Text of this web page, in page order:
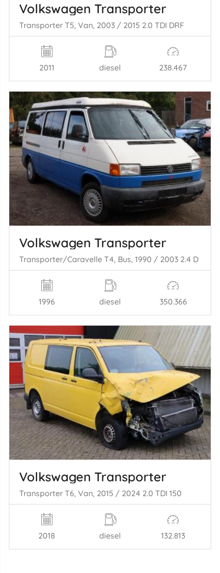
Volkswagen Transporter
Transporter T5, Van, 2003 / 2015 2.0 TDI DRF
2011 diesel 238.467
Volkswagen Transporter
Transporter/Caravelle T4, Bus, 1990 / 2003 2.4 D
1996 diesel 350.366
Volkswagen Transporter
Transporter T6, Van, 2015 / 2024 2.0 TDI 150
2018 diesel 132.813